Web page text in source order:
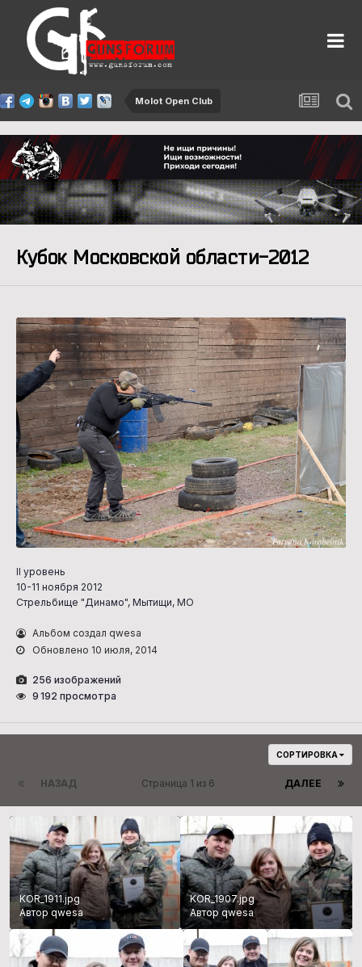
Molot Open Club
Кубок Московской области-2012
II уровень
10-11 ноября 2012
Стрельбище "Динамо", Мытищи, МО
Альбом создал qwesa
Обновлено 10 июля, 2014
256 изображений
9 192 просмотра
СОРТИРОВКА
НАЗАД ДАЛЕЕ
Страница 1 из 6
KOR_1911.jpg
Автор qwesa
KOR_1907.jpg
Автор qwesa